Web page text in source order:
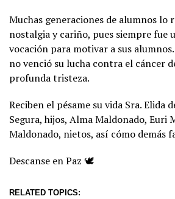
Muchas generaciones de alumnos lo
nostalgia y cariño, pues siempre fue
vocación para motivar a sus
no venció su lucha contra el cáncer
profunda tristeza.
Reciben el pésame su vida Sra. Elida
Segura, hijos, Alma Maldonado, Euri
Maldonado, nietos, así cómo demás
Descanse en Paz 🕊️
RELATED TOPICS: